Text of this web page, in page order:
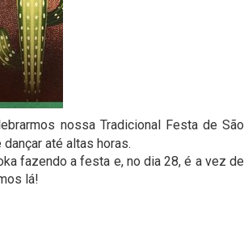
nossa Tradicional Festa de São
até altas horas.
fazendo a festa e, no dia 28, é a vez de
lá!